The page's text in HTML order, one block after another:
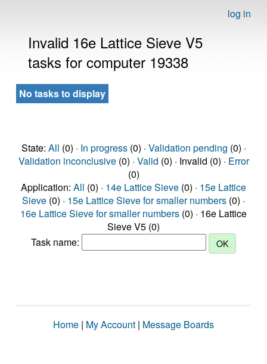
log in
Invalid 16e Lattice Sieve V5
tasks for computer 19338
No tasks to display
State: All (0) · In progress(0) · Validation pending (0) ·
Validation inconclusive(0) · Valid (0) · Invalid (0) · Error
(0)
Application: All (0) · 14e Lattice Sieve (0) · 15e Lattice
Sieve (0) · 15e Lattice Sieve for smaller numbers (0) ·
16e Lattice Sieve for smaller numbers (0) · 16e Lattice
Sieve V5 (0)
Task name:
Home | My Account | Message Boards